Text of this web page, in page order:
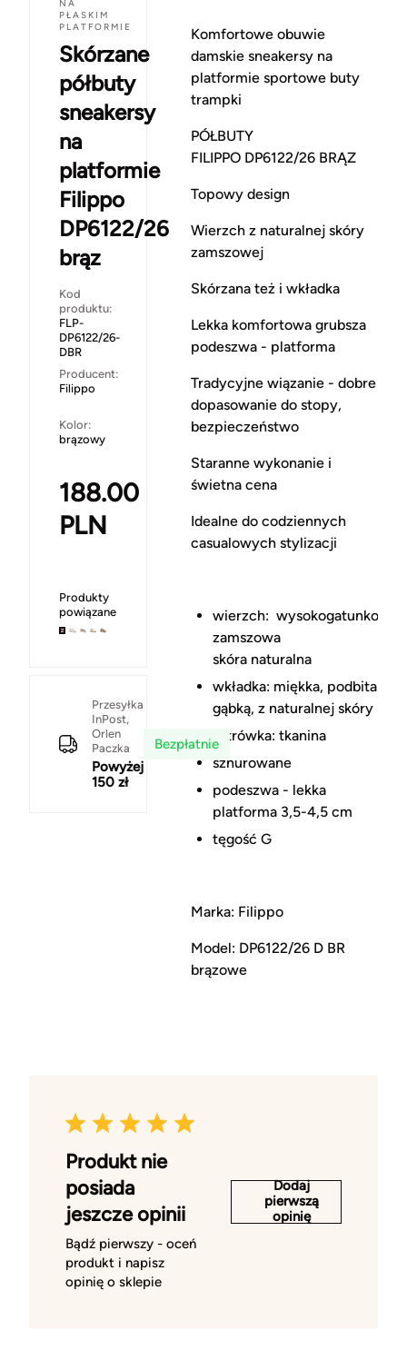
NA
PŁASKIM
PLATFORMIE
Skórzane
półbuty
sneakersy
na
platformie
Filippo
DP6122/26
brąz
Kod
produktu:
FLP-
DP6122/26-
DBR
Producent:
Filippo
Kolor:
brązowy
188.00
PLN
Produkty
powiązane
Przesyłka
InPost,
Orlen
Paczka
Powyżej
150 zł
Bezpłatnie
Komfortowe obuwie
damskie sneakersy na
platformie sportowe buty
trampki
PÓŁBUTY
FILIPPO DP6122/26 BRĄZ
Topowy design
Wierzch z naturalnej skóry
zamszowej
Skórzana też i wkładka
Lekka komfortowa grubsza
podeszwa - platforma
Tradycyjne wiązanie - dobre
dopasowanie do stopy,
bezpieczeństwo
Staranne wykonanie i
świetna cena
Idealne do codziennych
casualowych stylizacji
wierzch: wysokogatunkowa
zamszowa
skóra naturalna
wkładka: miękka, podbita
gąbką, z naturalnej skóry
futrówka: tkanina
sznurowane
podeszwa - lekka
platforma 3,5-4,5 cm
tęgość G
Marka: Filippo
Model: DP6122/26 D BR
brązowe
Produkt nie
posiada
jeszcze opinii
Bądź pierwszy - oceń
produkt i napisz
opinię o sklepie
Dodaj
pierwszą
opinię